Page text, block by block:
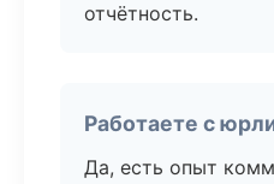
отчётность.
Работаете с
Да, есть опыт